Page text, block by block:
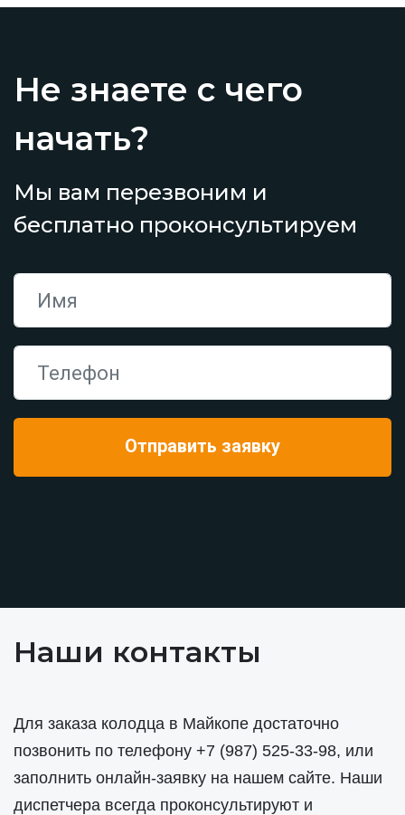
Не знаете с чего
начать?
Мы вам перезвоним и
бесплатно проконсультируем
Наши контакты
Для заказа колодца в Майкопе достаточно
позвонить по телефону +7 (987) 525-33-98, или
заполнить онлайн-заявку на нашем сайте. Наши
диспетчера всегда проконсультируют и